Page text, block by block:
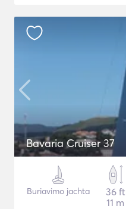
Bavaria Cruiser 37
Buriavimo jachta
36 ft
11 m